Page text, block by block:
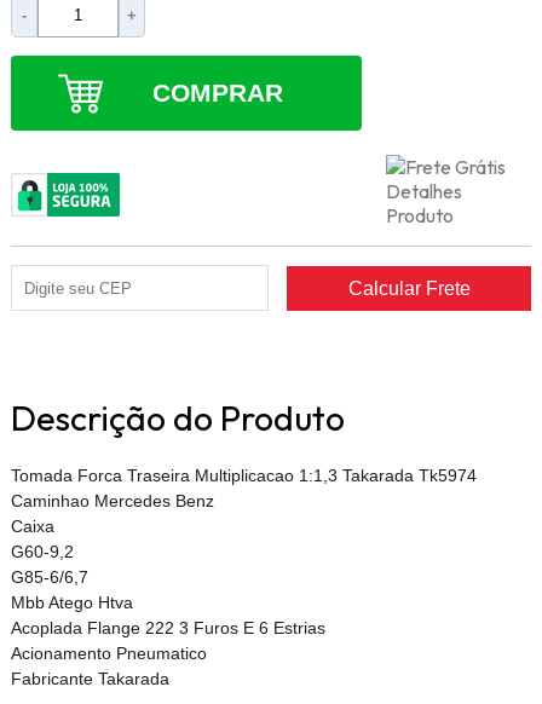
- +
COMPRAR
Descrição do Produto
Tomada Forca Traseira Multiplicacao 1:1,3 Takarada Tk5974
Caminhao Mercedes Benz
Caixa
G60-9,2
G85-6/6,7
Mbb Atego Htva
Acoplada Flange 222 3 Furos E 6 Estrias
Acionamento Pneumatico
Fabricante Takarada